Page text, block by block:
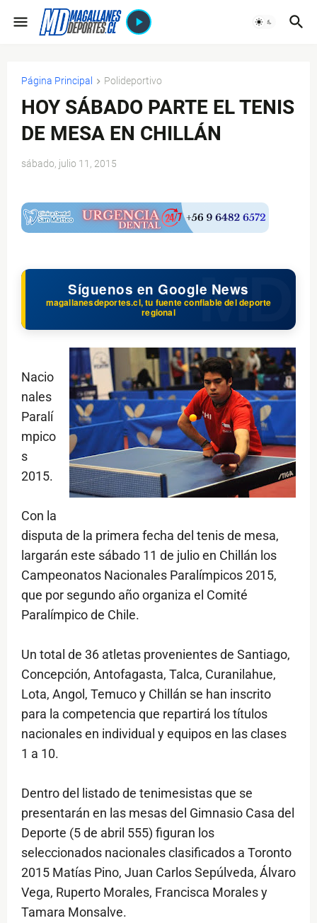
Página Principal Polideportivo
HOY SÁBADO PARTE EL TENIS
DE MESA EN CHILLÁN
sábado, julio 11, 2015
Síguenos en Google News
magallanesdeportes.cl, tu fuente confiable del deporte
regional
Nacio
nales
Paralí
mpico
s
2015.
Con la
disputa de la primera fecha del tenis de mesa,
largarán este sábado 11 de julio en Chillán los
Campeonatos Nacionales Paralímpicos 2015,
que por segundo año organiza el Comité
Paralímpico de Chile.
Un total de 36 atletas provenientes de Santiago,
Concepción, Antofagasta, Talca, Curanilahue,
Lota, Angol, Temuco y Chillán se han inscrito
para la competencia que repartirá los títulos
nacionales en individual y equipos en las clases
1 a 10.
Dentro del listado de tenimesistas que se
presentarán en las mesas del Gimnasio Casa del
Deporte (5 de abril 555) figuran los
seleccionados nacionales clasificados a Toronto
2015 Matías Pino, Juan Carlos Sepúlveda, Álvaro
Vega, Ruperto Morales, Francisca Morales y
Tamara Monsalve.